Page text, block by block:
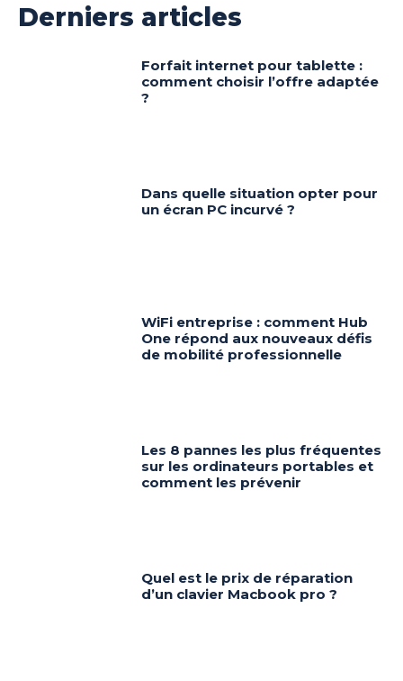
Derniers articles
Forfait internet pour tablette :
comment choisir l’offre adaptée
?
Dans quelle situation opter pour
un écran PC incurvé ?
WiFi entreprise : comment Hub
One répond aux nouveaux défis
de mobilité professionnelle
Les 8 pannes les plus fréquentes
sur les ordinateurs portables et
comment les prévenir
Quel est le prix de réparation
d’un clavier Macbook pro ?